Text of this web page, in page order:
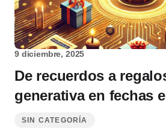
9 diciembre, 2025
De recuerdos a
generativa en fechas
SIN CATEGORÍA